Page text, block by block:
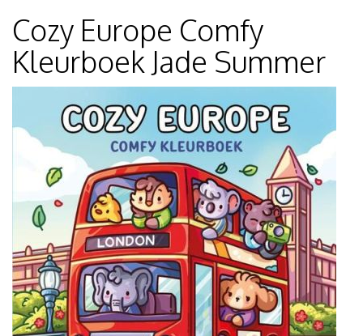
Cozy Europe Comfy
Kleurboek Jade Summer